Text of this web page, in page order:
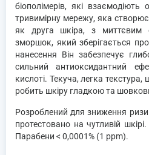
біополімерів, які
тривимірну мережу, яка створює
як друга шкіра, з миттєвим
зморшок, який зберігається
нанесення Він забезпечує
сильний антиоксидантний
кислоті. Текуча, легка
робить шкіру гладкою та
Розроблений для зниження
протестовано на чутливій
Парабени < 0,0001% (1 ppm).